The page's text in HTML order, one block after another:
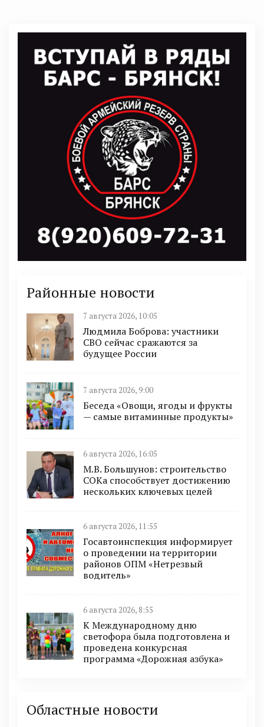
Районные новости
7 августа 2026, 10:05
Людмила Боброва: участники
СВО сейчас сражаются за
будущее России
7 августа 2026, 9:00
Беседа «Овощи, ягоды и фрукты
— самые витаминные продукты»
6 августа 2026, 16:05
М.В. Большунов: строительство
СОКа способствует достижению
нескольких ключевых целей
6 августа 2026, 11:55
Госавтоинспекция информирует
о проведении на территории
районов ОПМ «Нетрезвый
водитель»
6 августа 2026, 8:55
К Международному дню
светофора была подготовлена и
проведена конкурсная
программа «Дорожная азбука»
Областные новости